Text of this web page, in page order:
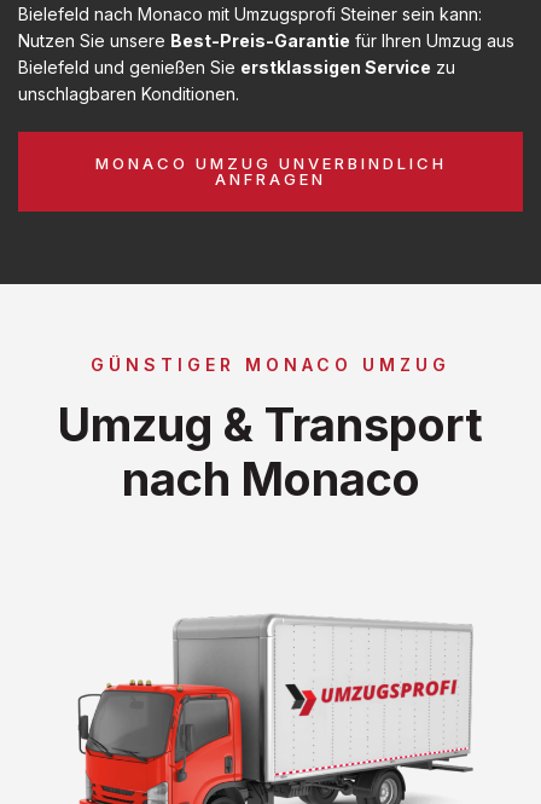
Bielefeld nach Monaco mit Umzugsprofi Steiner sein kann:
Nutzen Sie unsere Best-Preis-Garantie für Ihren Umzug aus
Bielefeld und genießen Sie erstklassigen Service zu
unschlagbaren Konditionen.
MONACO UMZUG UNVERBINDLICH
ANFRAGEN
GÜNSTIGER MONACO UMZUG
Umzug & Transport
nach Monaco